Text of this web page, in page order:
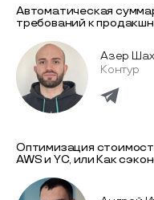
Автоматическая
требований к
Азер
Контур
Оптимизация
AWS и YC, или Как